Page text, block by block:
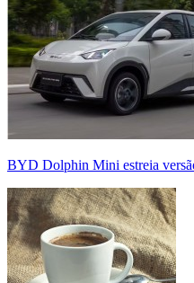
BYD Dolphin Mini estreia